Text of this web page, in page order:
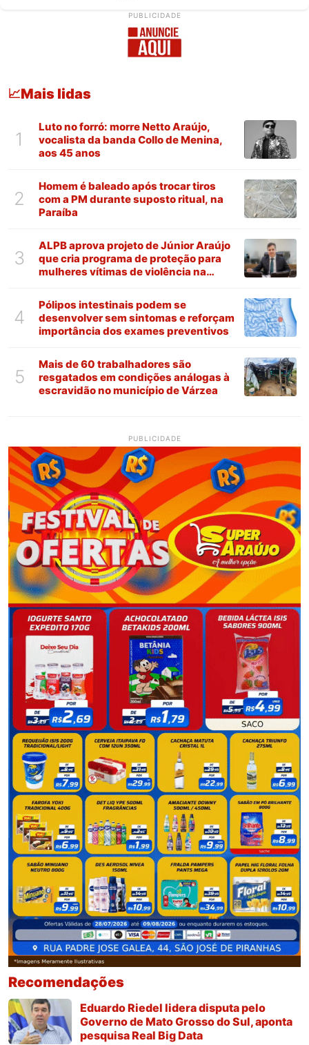
PUBLICIDADE
📈Mais lidas
1
Luto no forró: morre Netto Araújo,
vocalista da banda Collo de Menina,
aos 45 anos
2
Homem é baleado após trocar tiros
com a PM durante suposto ritual, na
Paraíba
3
ALPB aprova projeto de Júnior Araújo
que cria programa de proteção para
mulheres vítimas de violência na
4
Pólipos intestinais podem se
desenvolver sem sintomas e reforçam
importância dos exames preventivos
5
Mais de 60 trabalhadores são
resgatados em condições análogas à
escravidão no município de Várzea
PUBLICIDADE
Recomendações
Eduardo Riedel lidera disputa pelo
Governo de Mato Grosso do Sul, aponta
pesquisa Real Big Data